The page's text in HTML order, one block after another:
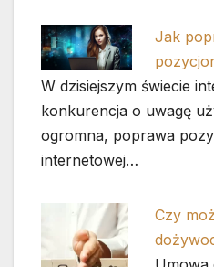
Jak
W dzisiejszym świecie
konkurencja o uwagę
ogromna, poprawa
internetowej…
Czy